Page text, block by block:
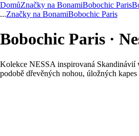
DomůZnačky na BonamiBobochic Paris
...Značky na BonamiBobochic Paris
Bobochic Paris ·
Kolekce NESSA inspirovaná Skandinávií
podobě dřevěných nohou, úložných